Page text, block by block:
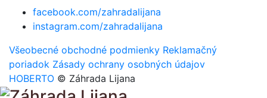
facebook.com/zahradalijana
instagram.com/zahradalijana
Všeobecné obchodné podmienky Reklamačný
poriadok Zásady ochrany osobných údajov
HOBERTO © Záhrada Lijana